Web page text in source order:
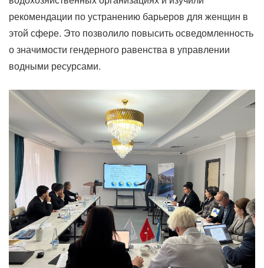
рекомендации по устранению барьеров для женщин в
этой сфере. Это позволило повысить осведомленность
о значимости гендерного равенства в управлении
водными ресурсами.